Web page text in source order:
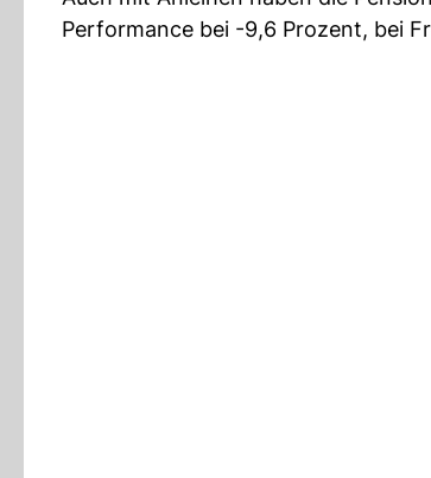
Performance bei -9,6 Prozent, bei